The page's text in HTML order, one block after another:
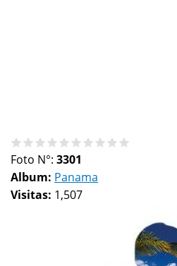
Foto N°: 3301
Album: Panama
Visitas: 1,507